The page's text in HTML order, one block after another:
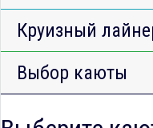
Круизный
Выбор каюты